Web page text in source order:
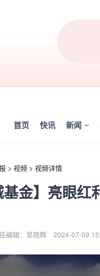
首页 快讯 新闻
> 视频 > 视频详情
基金】亮眼
编辑：吴晓辉 2024-07-09